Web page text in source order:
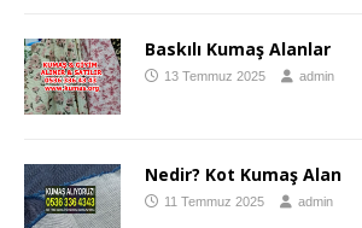
Baskılı Kumaş Alanlar
13 Temmuz 2025 admin
Nedir? Kot Kumaş Alan
11 Temmuz 2025 admin